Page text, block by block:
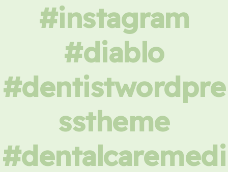
#instagram
#diablo
#dentistwordpre
sstheme
#dentalcaremedi